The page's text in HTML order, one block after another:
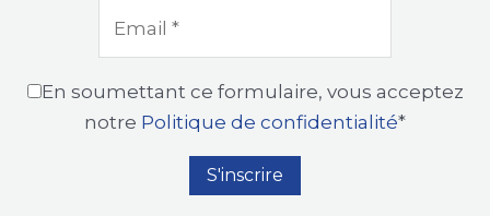
En soumettant ce formulaire, vous acceptez
notre Politique de confidentialité*